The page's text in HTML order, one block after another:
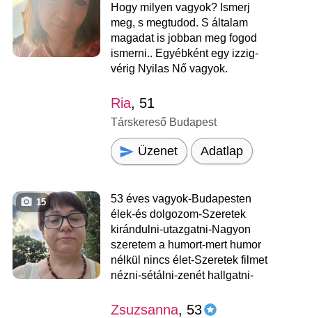
Hogy milyen vagyok? Ismerj
meg, s megtudod. S általam
magadat is jobban meg fogod
ismerni.. Egyébként egy izzig-
vérig Nyilas Nő vagyok.
Ria, 51
Társkereső Budapest
Üzenet Adatlap
15
53 éves vagyok-Budapesten
élek-és dolgozom-Szeretek
kirándulni-utazgatni-Nagyon
szeretem a humort-mert humor
nélkül nincs élet-Szeretek filmet
nézni-sétálni-zenét hallgatni-
Zsuzsanna, 53